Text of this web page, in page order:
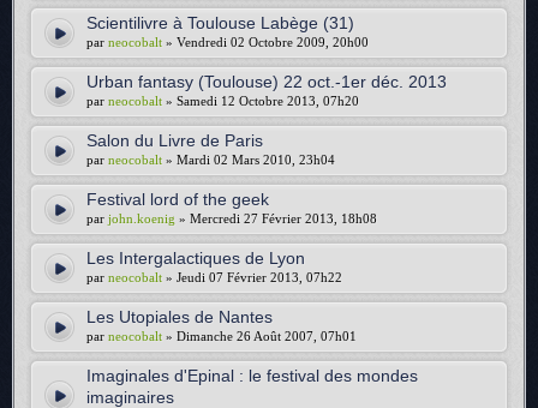
Scientilivre à Toulouse Labège (31)
par neocobalt » Vendredi 02 Octobre 2009, 20h00
Urban fantasy (Toulouse) 22 oct.-1er déc. 2013
par neocobalt » Samedi 12 Octobre 2013, 07h20
Salon du Livre de Paris
par neocobalt » Mardi 02 Mars 2010, 23h04
Festival lord of the geek
par john.koenig » Mercredi 27 Février 2013, 18h08
Les Intergalactiques de Lyon
par neocobalt » Jeudi 07 Février 2013, 07h22
Les Utopiales de Nantes
par neocobalt » Dimanche 26 Août 2007, 07h01
Imaginales d'Epinal : le festival des mondes
imaginaires